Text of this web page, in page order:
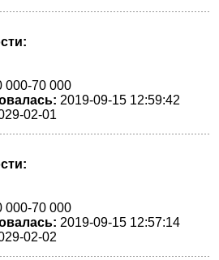
000-70 000
2019-09-15 12:59:42
02-01
000-70 000
2019-09-15 12:57:14
02-02